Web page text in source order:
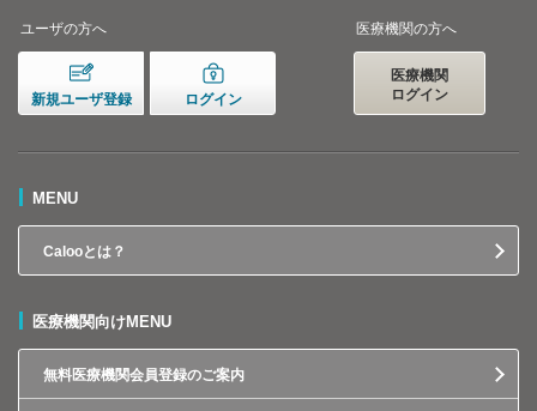
ユーザの方へ
新規ユーザ登録 ログイン
医療機関の方へ
医療機関
ログイン
MENU
Calooとは？
医療機関向けMENU
無料医療機関会員登録のご案内